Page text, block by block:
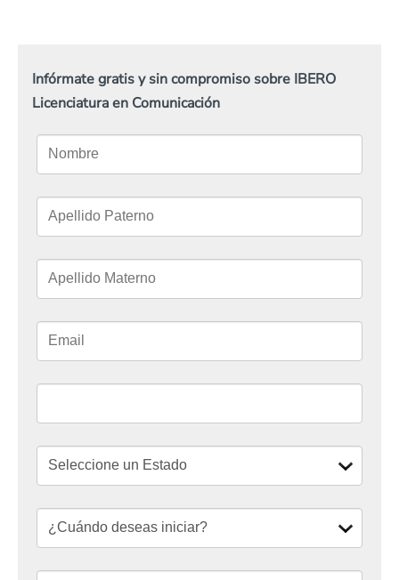
Infórmate gratis y sin compromiso sobre IBERO
Licenciatura en Comunicación